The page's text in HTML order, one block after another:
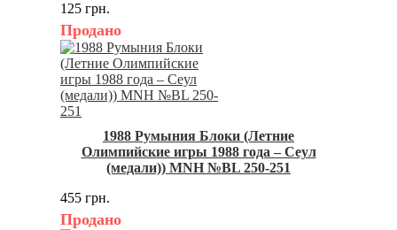
125 грн.
Продано
1988 Румыния Блоки (Летние
Олимпийские игры 1988 года – Сеул
(медали)) MNH №BL 250-251
455 грн.
Продано